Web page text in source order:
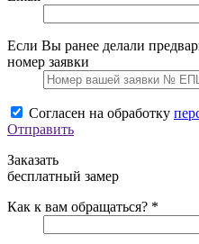
Если Вы ранее делали
номер заявки
Согласен на обработку
Отправить
Заказать
бесплатный замер
Как к вам обращаться? *